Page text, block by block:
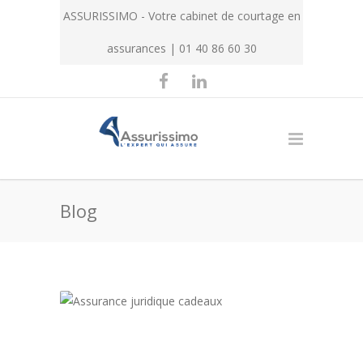
ASSURISSIMO - Votre cabinet de courtage en
assurances | 01 40 86 60 30
Blog